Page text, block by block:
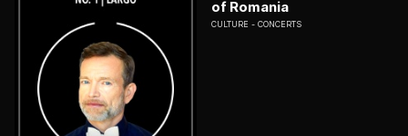
of Romania
CULTURE CONCERTS